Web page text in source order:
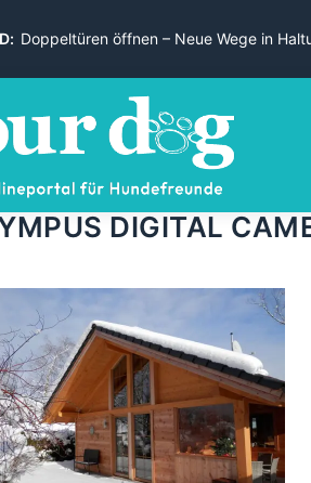
Doppeltüren öffnen – Neue Wege in
DIGITAL